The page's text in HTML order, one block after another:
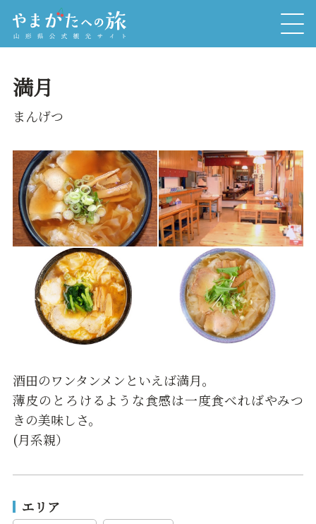
満月
まんげつ
酒田のワンタンメンといえば満月。
薄皮のとろけるような食感は一度食べればやみつ
きの美味しさ。
(月系親）
エリア